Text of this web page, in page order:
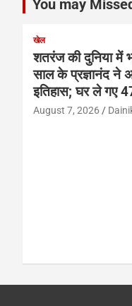
You may
खेल
शतरंज की दुनिया में
साल के प्रज्ञानंद ने
इतिहास; घर ले गए
August 7, 2026